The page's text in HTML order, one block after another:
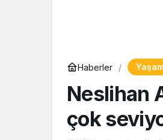
Haberler
Neslihan
çok